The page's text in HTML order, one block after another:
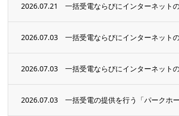
2026.07.21 一括受電ならびにインターネット
2026.07.03 一括受電ならびにインターネット
2026.07.03 一括受電ならびにインターネット
2026.07.03 一括受電の提供を行う「パークホ